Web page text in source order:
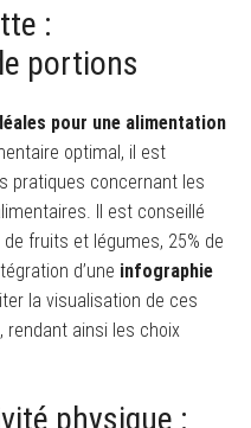
:
portions
pour une alimentation
optimal, il est
pratiques concernant les
Il est conseillé
fruits et légumes, 25% de
d’une infographie
la visualisation de ces
rendant ainsi les choix
physique :